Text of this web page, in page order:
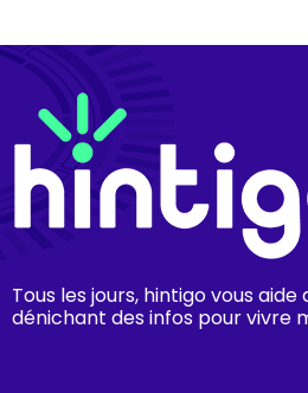
Tous les jours, hintigo vous
dénichant des infos pour vivre